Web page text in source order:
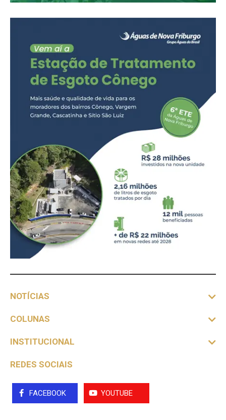
NOTÍCIAS
COLUNAS
INSTITUCIONAL
REDES SOCIAIS
FACEBOOK YOUTUBE